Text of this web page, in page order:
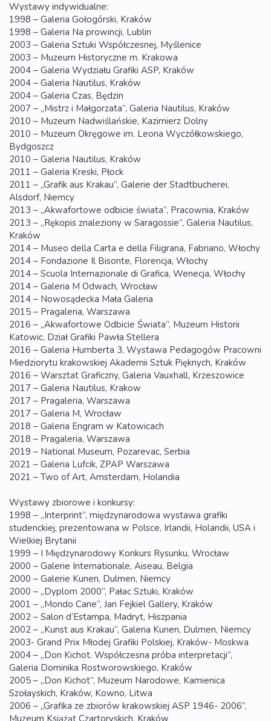
Wystawy indywidualne:
1998 – Galeria Gołogórski, Kraków
1998 – Galeria Na prowincji, Lublin
2003 – Galeria Sztuki Współczesnej, Myślenice
2003 – Muzeum Historyczne m. Krakowa
2004 – Galeria Wydziału Grafiki ASP, Kraków
2004 – Galeria Nautilus, Kraków
2004 – Galeria Czas, Będzin
2007 – „Mistrz i Małgorzata”, Galeria Nautilus, Kraków
2010 – Muzeum Nadwiślańskie, Kazimierz Dolny
2010 – Muzeum Okręgowe im. Leona Wyczółkowskiego,
Bydgoszcz
2010 – Galeria Nautilus, Kraków
2011 – Galeria Kreski, Płock
2011 – „Grafik aus Krakau”, Galerie der Stadtbucherei,
Alsdorf, Niemcy
2013 – „Akwafortowe odbicie świata”, Pracownia, Kraków
2013 – „Rękopis znaleziony w Saragossie”, Galeria Nautilus,
Kraków
2014 – Museo della Carta e della Filigrana, Fabriano, Włochy
2014 – Fondazione Il Bisonte, Florencja, Włochy
2014 – Scuola Internazionale di Grafica, Wenecja, Włochy
2014 – Galeria M Odwach, Wrocław
2014 – Nowosądecka Mała Galeria
2015 – Pragaleria, Warszawa
2016 – „Akwafortowe Odbicie Świata”, Muzeum Historii
Katowic, Dział Grafiki Pawła Stellera
2016 – Galeria Humberta 3, Wystawa Pedagogów Pracowni
Miedziorytu krakowskiej Akademii Sztuk Pięknych, Kraków
2016 – Warsztat Graficzny, Galeria Vauxhall, Krzeszowice
2017 – Galeria Nautilus, Krakow
2017 – Pragaleria, Warszawa
2017 – Galeria M, Wrocław
2018 – Galeria Engram w Katowicach
2018 – Pragaleria, Warszawa
2019 – National Museum, Pozarevac, Serbia
2021 – Galeria Lufcik, ZPAP Warszawa
2021 – Two of Art, Amsterdam, Holandia
Wystawy zbiorowe i konkursy:
1998 – „Interprint”, międzynarodowa wystawa grafiki
studenckiej, prezentowana w Polsce, Irlandii, Holandii, USA i
Wielkiej Brytanii
1999 – I Międzynarodowy Konkurs Rysunku, Wrocław
2000 – Galerie Internationale, Aiseau, Belgia
2000 – Galerie Kunen, Dulmen, Niemcy
2000 – „Dyplom 2000”, Pałac Sztuki, Kraków
2001 – „Mondo Cane”, Jan Fejkiel Gallery, Kraków
2002 – Salon d’Estampa, Madryt, Hiszpania
2002 – „Kunst aus Krakau”, Galeria Kunen, Dulmen, Niemcy
2003- Grand Prix Młodej Grafiki Polskiej, Kraków- Moskwa
2004 – „Don Kichot. Współczesna próba interpretacji”,
Galeria Dominika Rostworowskiego, Kraków
2005 – „Don Kichot”, Muzeum Narodowe, Kamienica
Szołayskich, Kraków, Kowno, Litwa
2006 – „Grafika ze zbiorów krakowskiej ASP 1946- 2006”,
Muzeum Książąt Czartoryskich, Kraków